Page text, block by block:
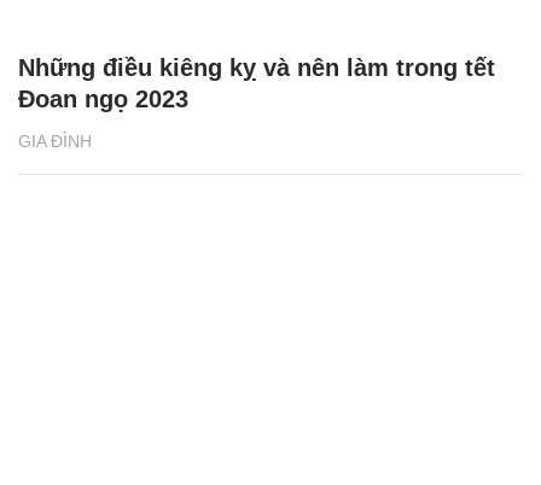
GIA ĐÌNH
Những điều kiêng kỵ và nên làm trong tết
Đoan ngọ 2023